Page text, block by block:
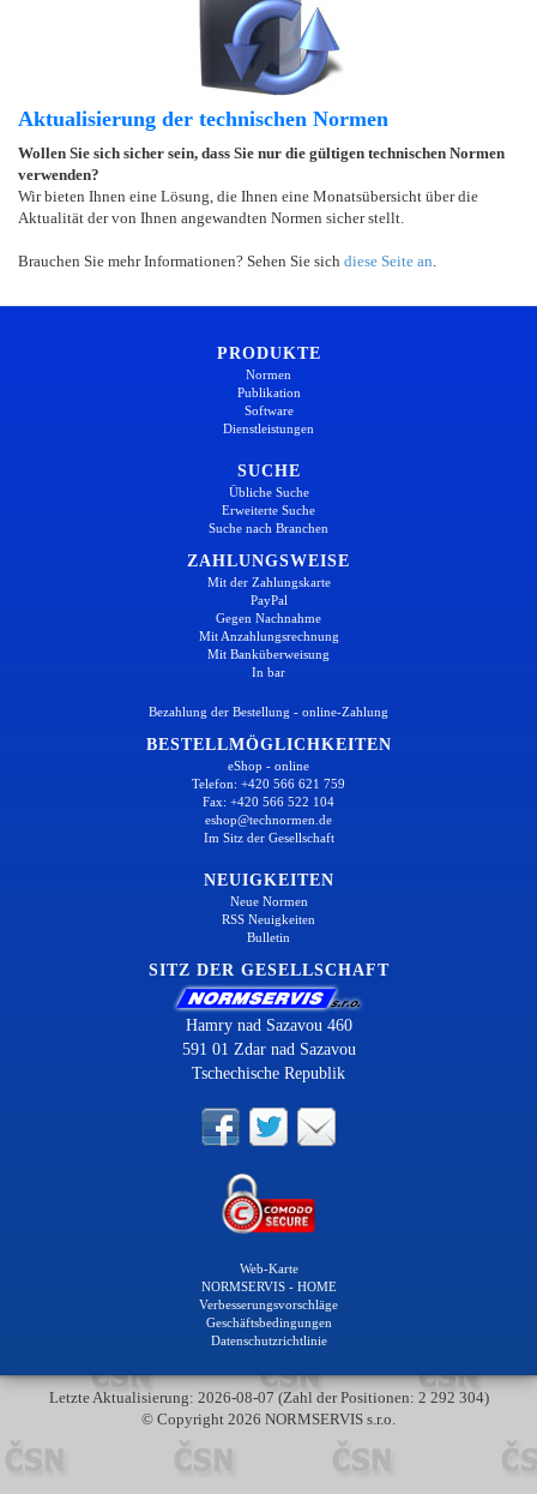
Aktualisierung der technischen Normen
Wollen Sie sich sicher sein, dass Sie nur die gültigen technischen Normen
verwenden?
Wir bieten Ihnen eine Lösung, die Ihnen eine Monatsübersicht über die
Aktualität der von Ihnen angewandten Normen sicher stellt.
Brauchen Sie mehr Informationen? Sehen Sie sich diese Seite an
PRODUKTE
Normen
Publikation
Software
Dienstleistungen
SUCHE
Übliche Suche
Erweiterte Suche
Suche nach Branchen
ZAHLUNGSWEISE
Mit der Zahlungskarte
PayPal
Gegen Nachnahme
Mit Anzahlungsrechnung
Mit Banküberweisung
In bar
Bezahlung der Bestellung - online-Zahlung
BESTELLMÖGLICHKEITEN
eShop - online
Telefon: +420 566 621 759
Fax: +420 566 522 104
eshop@technormen.de
Im Sitz der Gesellschaft
NEUIGKEITEN
Neue Normen
RSS Neuigkeiten
Bulletin
SITZ DER GESELLSCHAFT
Hamry nad Sazavou 460
591 01 Zdar nad Sazavou
Tschechische Republik
Web-Karte
NORMSERVIS - HOME
Verbesserungsvorschläge
Geschäftsbedingungen
Datenschutzrichtlinie
Letzte Aktualisierung: 2026-08-07 (Zahl der Positionen: 2 292 304)
© Copyright 2026 NORMSERVIS s.r.o.